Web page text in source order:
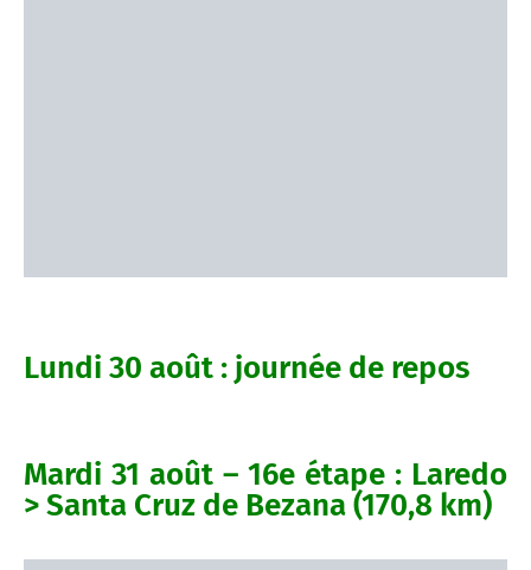
Lundi 30 août : journée de repos
Mardi 31 août – 16e étape : Laredo
> Santa Cruz de Bezana (170,8 km)